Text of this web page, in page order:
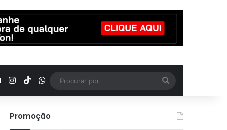
YouTubeInstagram
TikTokWhatsApp
por
Promoção